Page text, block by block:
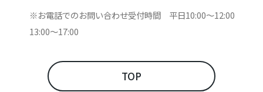
お電話でのお問い合わせ受付時間 平日10:00～12:00
13:00～17:00
TOP